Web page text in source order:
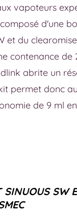
vapoteurs
d'une
et du
contenance de
abrite un
permet donc
de 9 ml
SINUOUS SW